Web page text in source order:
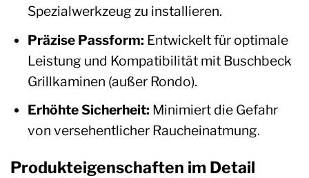
Spezialwerkzeug zu installieren.
Präzise Passform: Entwickelt für optimale
Leistung und Kompatibilität mit Buschbeck
Grillkaminen (außer Rondo).
Erhöhte Sicherheit: Minimiert die Gefahr
von versehentlicher Raucheinatmung.
Produkteigenschaften im Detail